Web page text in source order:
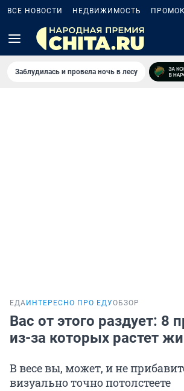
ВСЕ НОВОСТИ НЕДВИЖИМОСТЬ
Заблудилась и провела ночь в лесу
ЕДА ИНТЕРЕСНО ПРО ЕДУОБЗОР
Вас от этого раздует: 8
из-за которых растет
В весе вы, может, и не
визуально точно потолстеете